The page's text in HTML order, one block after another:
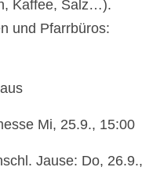
Kaffee, Salz…).
und Pfarrbüros:
Mi, 25.9., 15:00
Jause: Do, 26.9.,